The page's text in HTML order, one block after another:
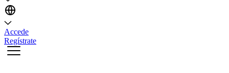
Accede
Regístrate